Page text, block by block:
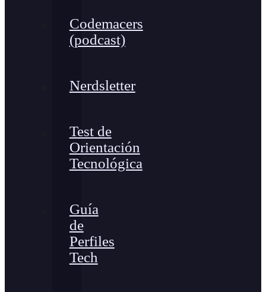
Codemacers
(podcast)
Nerdsletter
Test de
Orientación
Tecnológica
Guía
de
Perfiles
Tech